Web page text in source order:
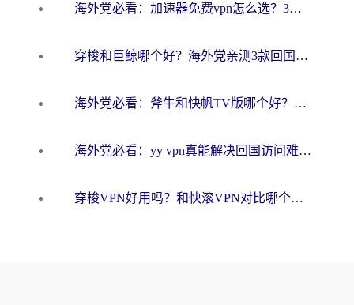
海外党必看：加速器免费vpn怎么选？3步教你无缝访问国内资源
穿梭和巨鲸哪个好？海外党亲测3款回国加速器，教你避开90%的坑
海外党必看：斧牛和快帆TV版哪个好？3分钟选对回国加速器，无缝刷B站、追热剧
海外党必看：yy vpn真能解决回国访问难题？附云极initap测评+免费方案对比
穿梭VPN好用吗？和快滚VPN对比哪个回国效果更好？海外党选回国加速器必看指南